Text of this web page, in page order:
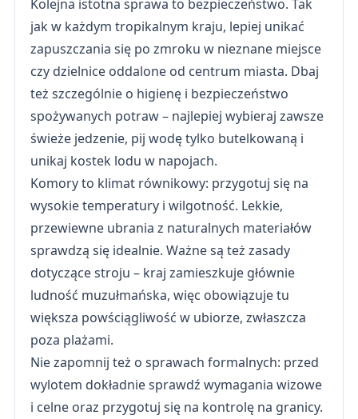
Kolejna istotna sprawa to bezpieczeństwo. Tak
jak w każdym tropikalnym kraju, lepiej unikać
zapuszczania się po zmroku w nieznane miejsce
czy dzielnice oddalone od centrum miasta. Dbaj
też szczególnie o higienę i bezpieczeństwo
spożywanych potraw – najlepiej wybieraj zawsze
świeże jedzenie, pij wodę tylko butelkowaną i
unikaj kostek lodu w napojach.
Komory to klimat równikowy: przygotuj się na
wysokie temperatury i wilgotność. Lekkie,
przewiewne ubrania z naturalnych materiałów
sprawdzą się idealnie. Ważne są też zasady
dotyczące stroju – kraj zamieszkuje głównie
ludność muzułmańska, więc obowiązuje tu
większa powściągliwość w ubiorze, zwłaszcza
poza plażami.
Nie zapomnij też o sprawach formalnych: przed
wylotem dokładnie sprawdź wymagania wizowe
i celne oraz przygotuj się na kontrolę na granicy.